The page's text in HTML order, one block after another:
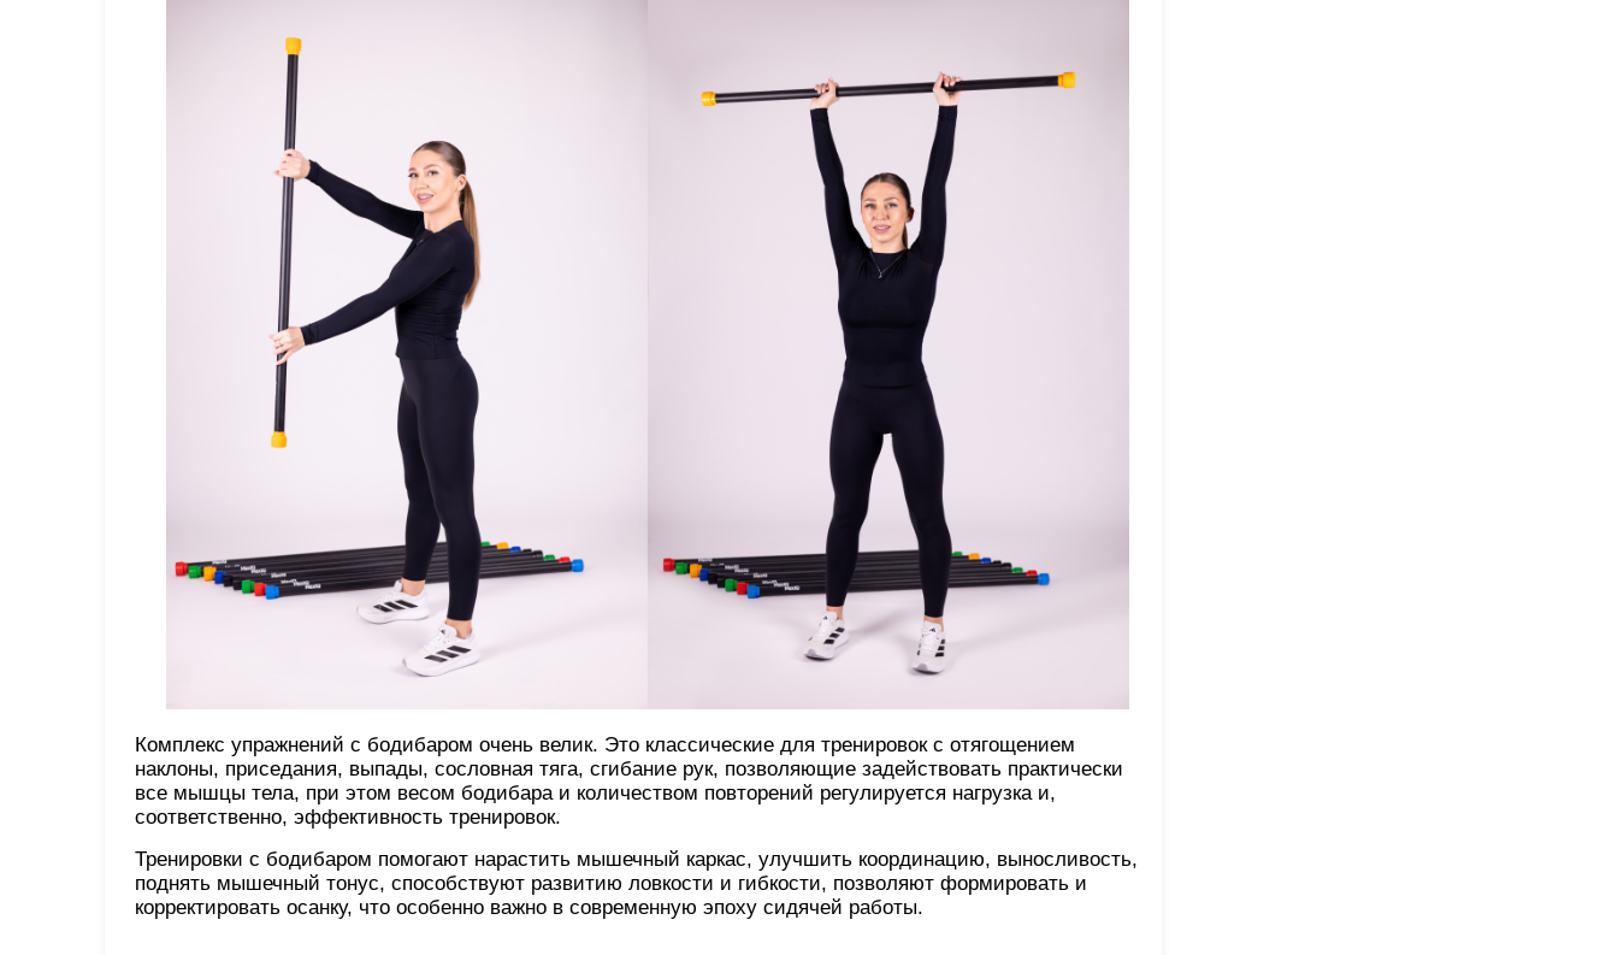
Комплекс упражнений с бодибаром очень велик. Это классические для тренировок с отягощением
наклоны, приседания, выпады, сословная тяга, сгибание рук, позволяющие задействовать практически
все мышцы тела, при этом весом бодибара и количеством повторений регулируется нагрузка и,
соответственно, эффективность тренировок.
Тренировки с бодибаром помогают нарастить мышечный каркас, улучшить координацию, выносливость,
поднять мышечный тонус, способствуют развитию ловкости и гибкости, позволяют формировать и
корректировать осанку, что особенно важно в современную эпоху сидячей работы.